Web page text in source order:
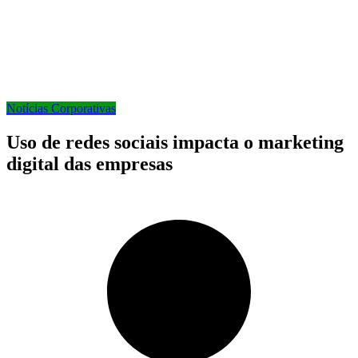
Notícias Corporativas
Uso de redes sociais impacta o marketing
digital das empresas